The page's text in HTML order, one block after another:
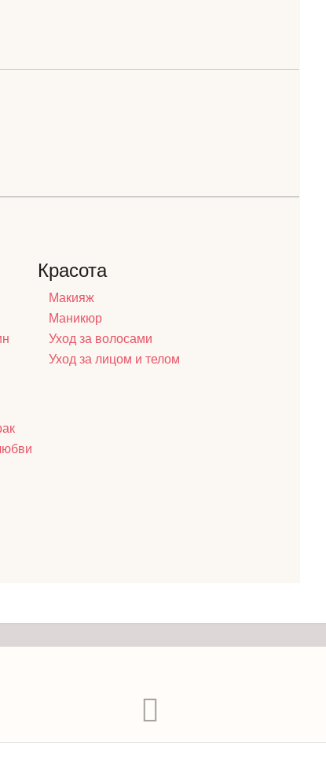
Красота
Макияж
Маникюр
Уход за волосами
Уход за лицом и телом